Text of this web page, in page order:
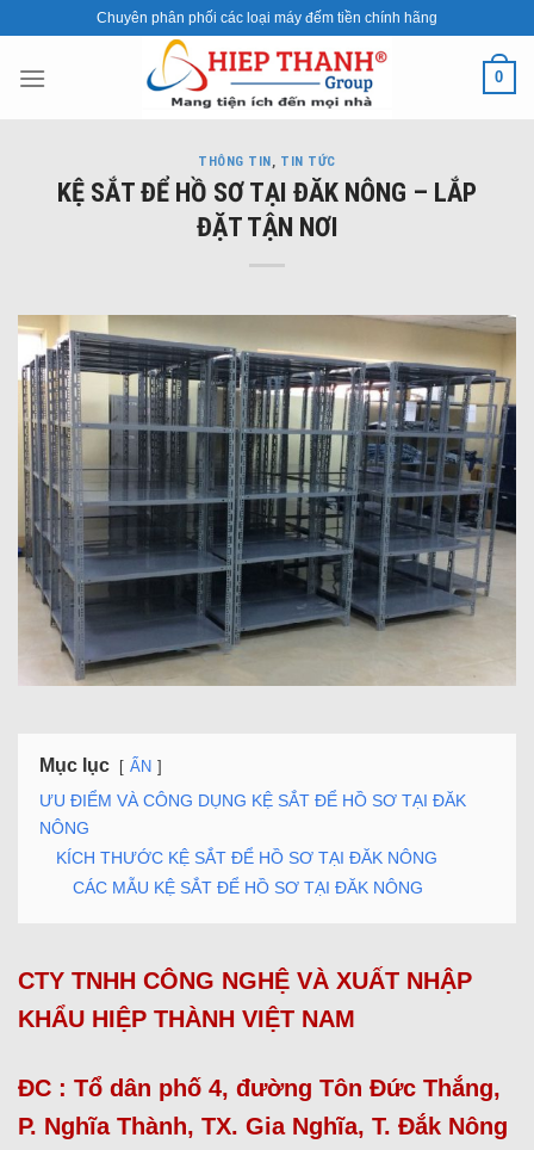
content
Chuyên phân phối các loại máy đếm tiền chính hãng
0
THÔNG TIN, TIN TỨC
KỆ SẮT ĐỂ HỒ SƠ TẠI ĐĂK NÔNG – LẮP
ĐẶT TẬN NƠI
Mục lục ẨN
ƯU ĐIỂM VÀ CÔNG DỤNG KỆ SẮT ĐỂ HỒ SƠ TẠI ĐĂK
NÔNG
KÍCH THƯỚC KỆ SẮT ĐỂ HỒ SƠ TẠI ĐĂK NÔNG
CÁC MẪU KỆ SẮT ĐỂ HỒ SƠ TẠI ĐĂK NÔNG
CTY TNHH CÔNG NGHỆ VÀ XUẤT NHẬP
KHẨU HIỆP THÀNH VIỆT NAM
ĐC : Tổ dân phố 4, đường Tôn Đức Thắng,
P. Nghĩa Thành, TX. Gia Nghĩa, T. Đắk Nông